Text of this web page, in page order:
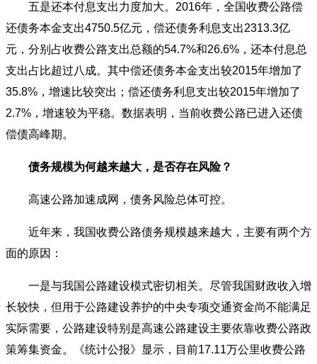
五是还本付息支出力度加大。2016年，全国收费公路偿
还债务本金支出4750.5亿元，偿还债务利息支出2313.3亿
元，分别占收费公路支出总额的54.7%和26.6%，还本付息总
支出占比超过八成。其中偿还债务本金支出较2015年增加了
35.8%，增速比较突出；偿还债务利息支出较2015年增加了
2.7%，增速较为平稳。数据表明，当前收费公路已进入还债
偿债高峰期。
债务规模为何越来越大，是否存在风险？
高速公路加速成网，债务风险总体可控。
近年来，我国收费公路债务规模越来越大，主要有两个方
面的原因：
一是与我国公路建设模式密切相关。尽管我国财政收入增
长较快，但用于公路建设养护的中央专项交通资金尚不能满足
实际需要，公路建设特别是高速公路建设主要依靠收费公路政
策筹集资金。《统计公报》显示，目前17.11万公里收费公路